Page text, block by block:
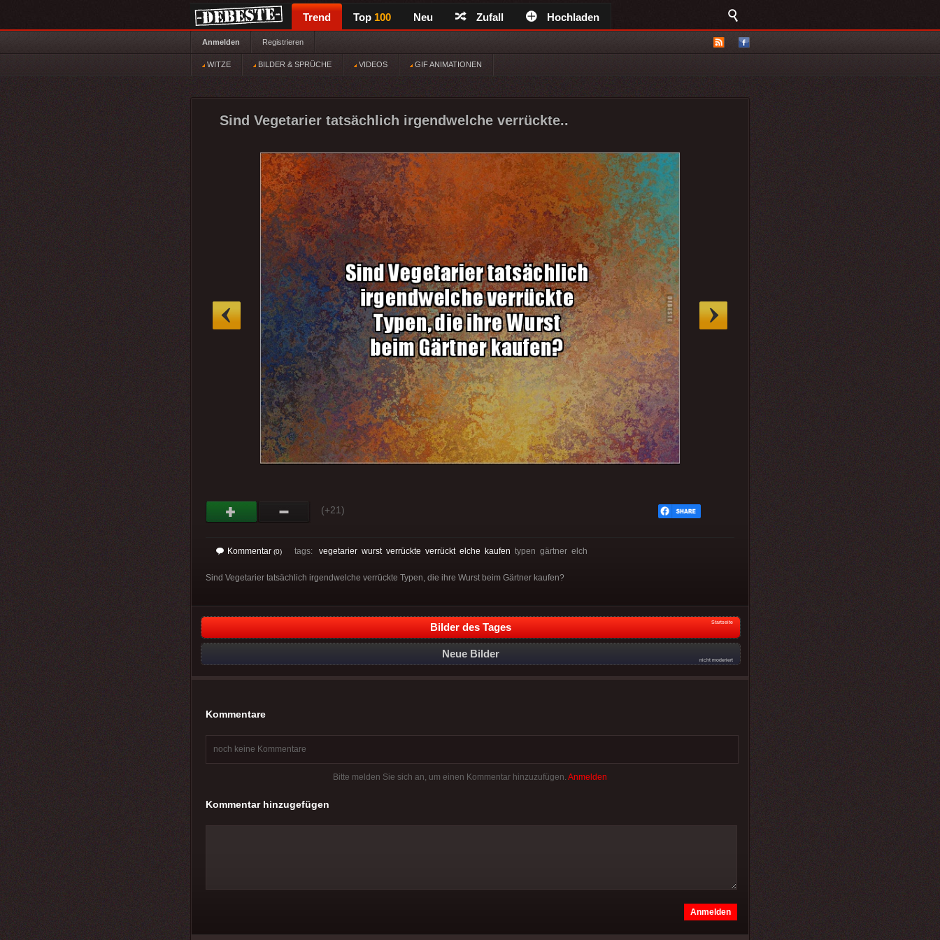
Trend Top 100 Neu Zufall Hochladen
Anmelden Registrieren
WITZE BILDER & SPRÜCHE VIDEOS GIF ANIMATIONEN
Sind Vegetarier tatsächlich irgendwelche verrückte..
(+21)
Kommentar (0) tags: vegetarier wurst verrückte verrückt elche kaufen typen gärtner elch
Sind Vegetarier tatsächlich irgendwelche verrückte Typen, die ihre Wurst beim Gärtner kaufen?
Bilder des Tages Startseite
Neue Bilder
nicht moderiert
Kommentare
noch keine Kommentare
Bitte melden Sie sich an, um einen Kommentar hinzuzufügen. Anmelden
Kommentar hinzugefügen